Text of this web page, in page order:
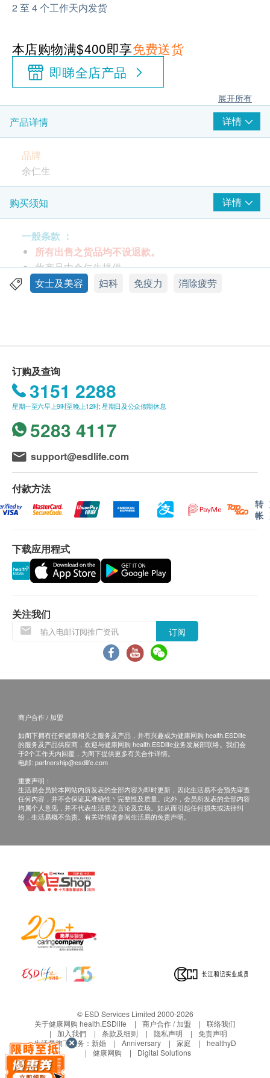
2 至 4 个工作天内发货
本店购物满$400即享免费送货
即睇全店产品
展开所有
产品详情 详情
品牌
余仁生
包装规格
内有6樽/ 每樽净重14克
特性及功效
余仁生金牌白凤丸(小丸装)是以二十多种中药材及经
验方配制,按用法用量服用,能舒缓女性月事不适、补气
补气养血，舒缓女性月事不适、产后调补，滋阴养
颜、强身健体。
主治
因气虚血虚所引致之月事不适、头晕、精神不振、手
脚冰冷、面色苍白、身体瘦弱、腰酸膝软及产后体虚
等症状。
黄芪、茯苓、当归、远志(制)、川芎(制)、白勺、益母
骨鸡(制)等。
服用方法
空腹服用。
【滋阴养颜,强身健体】每星期服两次,每次一瓶,可分
【产后调补】须在恶露已清后(约产后十天)方可开始
服用,每日服一瓶,可分早晚各服半瓶。
储存
请置于阴凉干爽处。
注意
余仁生(香港)有限公司与香港中文大学通过香港创新
科技基金,再由香港中文大学上皮细胞生物学研究中心,
慧。
中成药注册编号:HKC-01355
购买须知 详情
一般条款 ：
所有出售之货品均不设退款。
此产品由余仁生提供。
如有任何争议，余仁生及健康网购health.ESDlife
费。
我们将于确定订单后2-4个工作天内安排发货。
不排除运送时间会因节日而有所影响。 当八号烈
风讯号悬挂或黑色暴雨警告生效时，送货服务时间
将会延迟。
所有订单须视乎相关货品的供应情况再作最后确
认。 倘若健康网购health.ESDlife未能提供任何订
单上的货品，健康网购health.ESDlife有权拒绝接
受该订单，并且会于送货前透过电话或电邮通知顾
客再作安排。
保用条款 ：
货品质量保证，于顾客收到产品当日起计，使用
期应最少有12个月或以上。(1包装滴鸡精属短期货
退换条款 ：
当顾客收取已订购之货品时，有责任检查货品是否
有损毁情况，一经确认签收，恕不接受退换。
正本，并于送货后3个工作天内按下列方式联络健
康网购health.ESDlife客户服务部跟进。
女士及美容 妇科 免疫力 消除疲劳
订购及查询
3151 2288
星期一至六早上9时至晚上12时; 星期日及公众假期休息
5283 4117
support@esdlife.com
付款方法
转
帐
下载应用程式
关注我们
订阅
商户合作 / 加盟
如阁下拥有任何健康相关之服务及产品，并有兴趣成为健康网购 health.ESDlife
的服务及产品供应商，欢迎与健康网购 health.ESDlife业务发展部联络。我们会
于2个工作天内回覆，为阁下提供更多有关合作详情。
电邮: partnership@esdlife.com
重要声明：
生活易会员於本网站内所发表的全部内容为即时更新，因此生活易不会预先审查
任何内容，并不会保证其准确性丶完整性及质量。此外，会员所发表的全部内容
均属个人意见，并不代表生活易之言论及立场。如从而引起任何损失或法律纠
纷，生活易概不负责。有关详情请参阅生活易的免责声明。
© ESD Services Limited 2000-2026
关于健康网购 health.ESDlife
商户合作 / 加盟
联络我们
加入我們
条款及细则 隐私声明
免责声明
生活易旗下业务： 新婚 Anniversary 家庭
healthyD
健康网购
Digital Solutions